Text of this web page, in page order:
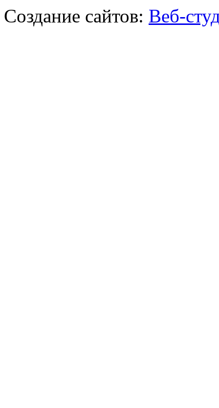
Создание сайтов: Веб-